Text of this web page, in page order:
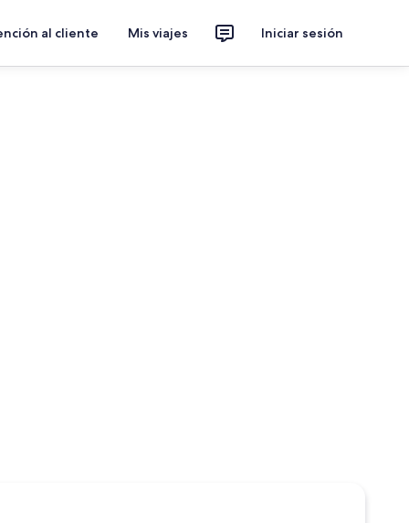
al cliente Mis viajes Iniciar sesión